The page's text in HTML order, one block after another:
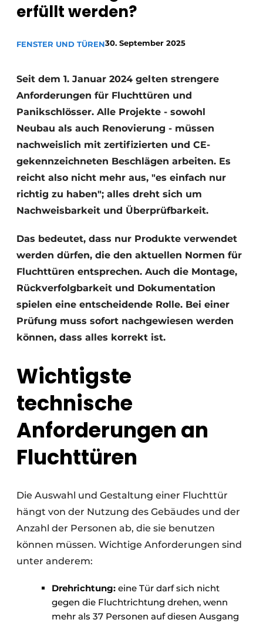
Einladung zu einem Rundtischgespräch - 20 Jahre
Videos
Werben
erfüllt werden?
FENSTER UND TÜREN30. September 2025
Seit dem 1. Januar 2024 gelten strengere
Anforderungen für Fluchttüren und
Panikschlösser. Alle Projekte - sowohl
Neubau als auch Renovierung - müssen
nachweislich mit zertifizierten und CE-
gekennzeichneten Beschlägen arbeiten. Es
reicht also nicht mehr aus, "es einfach nur
richtig zu haben"; alles dreht sich um
Nachweisbarkeit und Überprüfbarkeit.
Das bedeutet, dass nur Produkte verwendet
werden dürfen, die den aktuellen Normen für
Fluchttüren entsprechen. Auch die Montage,
Rückverfolgbarkeit und Dokumentation
spielen eine entscheidende Rolle. Bei einer
Prüfung muss sofort nachgewiesen werden
können, dass alles korrekt ist.
Wichtigste
technische
Anforderungen an
Fluchttüren
Die Auswahl und Gestaltung einer Fluchttür
hängt von der Nutzung des Gebäudes und der
Anzahl der Personen ab, die sie benutzen
können müssen. Wichtige Anforderungen sind
unter anderem:
Drehrichtung: eine Tür darf sich nicht
gegen die Fluchtrichtung drehen, wenn
mehr als 37 Personen auf diesen Ausgang